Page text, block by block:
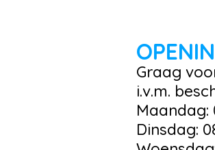
Graag
i.v.m.
Maandag:
Dinsdag: